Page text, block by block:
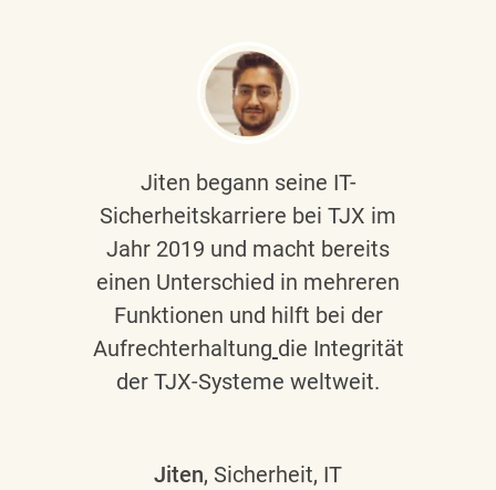
Jiten begann seine IT-
Sicherheitskarriere bei TJX im
Jahr 2019 und macht bereits
einen Unterschied in mehreren
Funktionen und hilft bei der
Aufrechterhaltung die Integrität
der TJX-Systeme weltweit.
Jiten, Sicherheit, IT